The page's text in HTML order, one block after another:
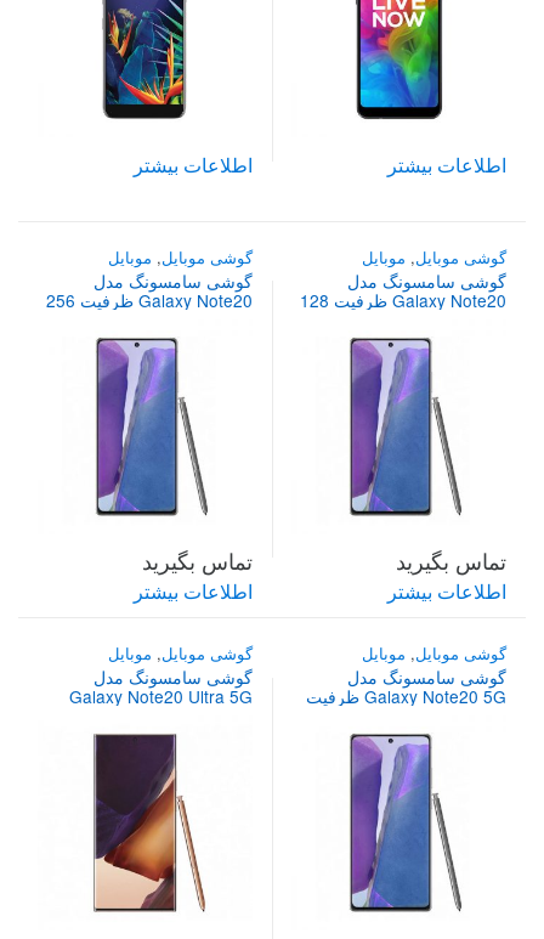
اطلاعات بیشتر اطلاعات بیشتر
گوشی موبایل, موبایل
گوشی سامسونگ مدل
Galaxy Note20 ظرفیت 128
تماس بگیرید
اطلاعات بیشتر
گوشی موبایل, موبایل
گوشی سامسونگ مدل
Galaxy Note20 ظرفیت 256
تماس بگیرید
اطلاعات بیشتر
گوشی موبایل, موبایل
گوشی سامسونگ مدل
Galaxy Note20 5G ظرفیت
گوشی موبایل, موبایل
گوشی سامسونگ مدل
Galaxy Note20 Ultra 5G